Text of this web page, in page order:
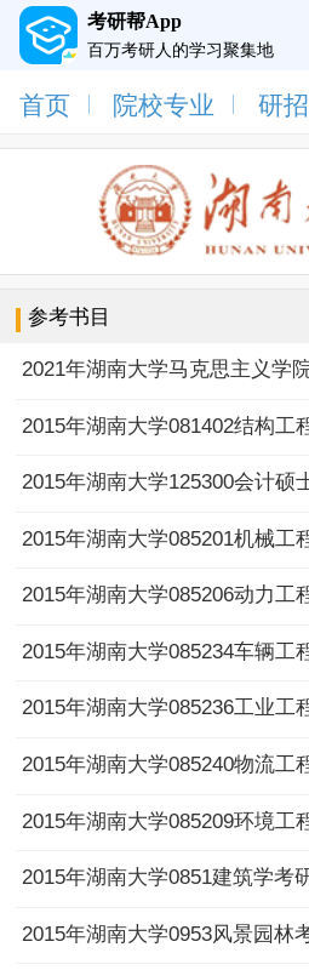
考研帮App
百万考研人的学习聚集地
首页 院校专业 研招
参考书目